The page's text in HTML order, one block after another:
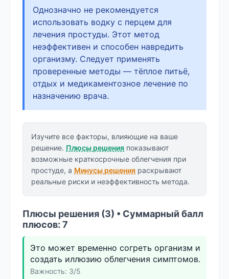
Однозначно не рекомендуется
использовать водку с перцем для
лечения простуды. Этот метод
неэффективен и способен навредить
организму. Следует применять
проверенные методы — тёплое питьё,
отдых и медикаментозное лечение по
назначению врача.
Изучите все факторы, влияющие на ваше
решение. Плюсы решения показывают
возможные краткосрочные облегчения при
простуде, а Минусы решения раскрывают
реальные риски и неэффективность метода.
Плюсы решения (3) • Суммарный балл
плюсов: 7
Это может временно согреть организм и
создать иллюзию облегчения симптомов.
Важность: 3/5